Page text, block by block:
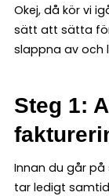
Okej, då kör vi
sätt att sätta
slappna av och
Steg 1:
Innan du går
tar ledigt